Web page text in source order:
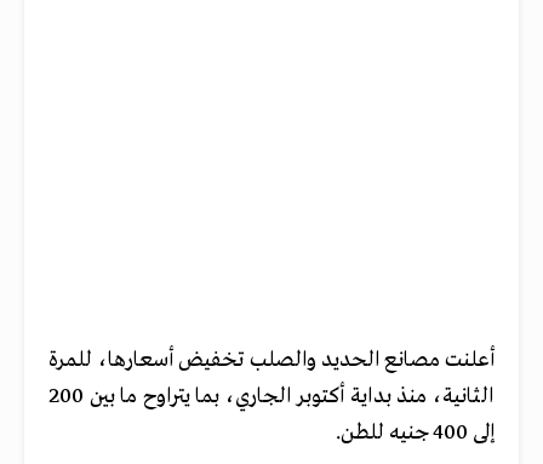
أعلنت مصانع الحديد والصلب تخفيض أسعارها، للمرة
الثانية، منذ بداية أكتوبر الجاري، بما يتراوح ما بين 200
إلى 400 جنيه للطن.